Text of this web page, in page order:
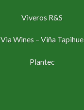
Viveros R&S
Via Wines – Viña Tapihue
Plantec